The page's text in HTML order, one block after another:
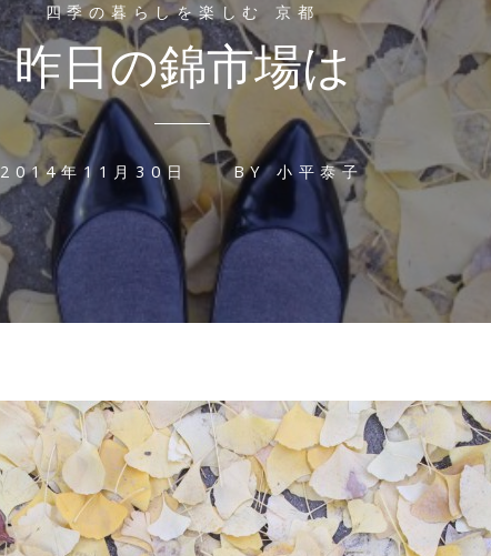
四季の暮らしを楽しむ 京都
昨日の錦市場は
2014年11月30日 BY小平泰子